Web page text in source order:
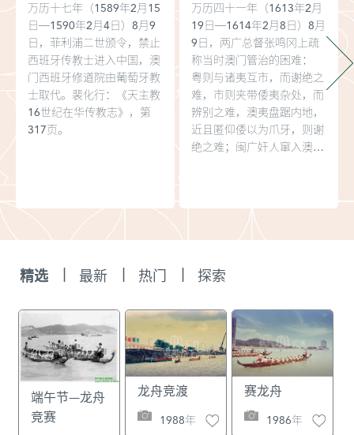
万历十七年（1589年2月15
日─1590年2月4日）8月9
日，菲利浦二世颁令，禁止
西班牙传教士进入中国，澳
门西班牙修道院由葡萄牙教
士取代。裴化行：《天主教
16世纪在华传教志》，第
317页。
万历四十一年（1613年2月
19日─1614年2月8日）8月
9日，两广总督张鸣冈上疏
称当时澳门管治的困难：
粤则与诸夷互市，而谢绝之
难，市则夹带倭夷杂处，而
辨别之难，澳夷盘踞内地，
近且匿仰倭以为爪牙，则谢
绝之难；闽广奸人窜入澳中
究，法不胜设。故此张鸣冈
提出：“为地方弭隐忧则必
得也。”也就是说要在保证
澳门与广州贸易正常进行的
情况下，严格加强广东政府
对澳门的管理。《明神宗实
录》卷509，万历四十一年
精选 最新 热门 探索
端午节—龙舟
竞赛
龙舟竞渡
1988年
赛龙舟
1986年